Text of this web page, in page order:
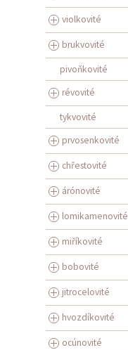
violkovité
brukvovité
pivoňkovité
révovité
tykvovité
prvosenkovité
chřestovité
árónovité
lomikamenovité
miříkovité
bobovité
jitrocelovité
hvozdíkovité
ocúnovité